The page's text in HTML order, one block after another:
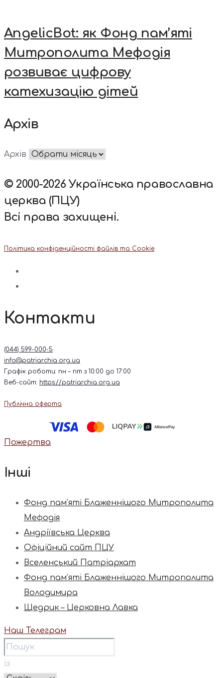
AngelicBot: як Фонд пам’яті
Митрополита Мефодія
розвиває цифрову
катехизацію дітей
Архів
Архів
© 2000-2026 Українська православна
церква (ПЦУ)
Всі права захищені.
Політика конфіденційності файлів та Cookie
Контакти
(044) 599-000-5
info@patriarchia.org.ua
Графік роботи: пн – пт з 10:00 до 17:00
Веб-сайт: https://patriarchia.org.ua
Публічна оферта
Пожертва
Інші
Фонд пам’яті Блаженнішого Митрополита
Мефодія
Андріївська Церква
Офіційний сайт ПЦУ
Вселенський Патріархат
Фонд пам’яті Блаженнішого Митрополита
Володимира
Щедрик – Церковна Лавка
Наш Телеграм
із